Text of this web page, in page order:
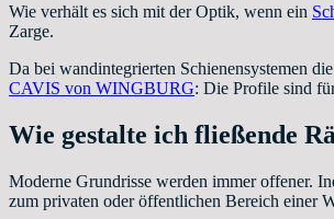
Wie verhält es sich mit der Optik, wenn ein
Zarge.
Da bei wandintegrierten Schienensystemen
CAVIS von WINGBURG: Die Profile sind
Wie gestalte ich fließende
Moderne Grundrisse werden immer offener.
zum privaten oder öffentlichen Bereich einer